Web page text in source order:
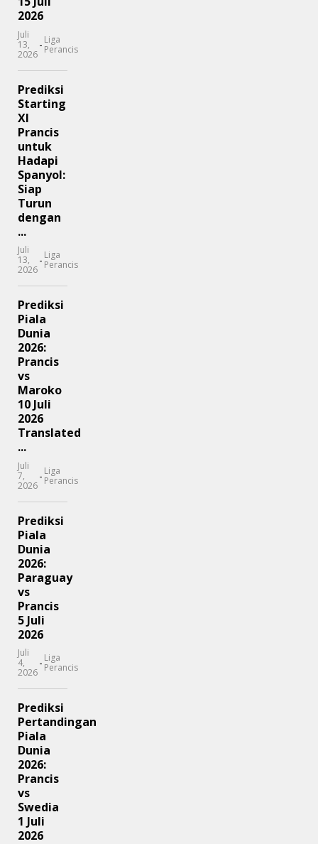
2026
Juli
13,
2026
- Liga
Perancis
Prediksi
Starting
XI
Prancis
untuk
Hadapi
Spanyol:
Siap
Turun
dengan
...
Juli
13,
2026
- Liga
Perancis
Prediksi
Piala
Dunia
2026:
Prancis
vs
Maroko
10 Juli
2026
Translated
...
Juli
7,
2026
- Liga
Perancis
Prediksi
Piala
Dunia
2026:
Paraguay
vs
Prancis
5 Juli
2026
Juli
4,
2026
- Liga
Perancis
Prediksi
Pertandingan
Piala
Dunia
2026:
Prancis
vs
Swedia
1 Juli
2026